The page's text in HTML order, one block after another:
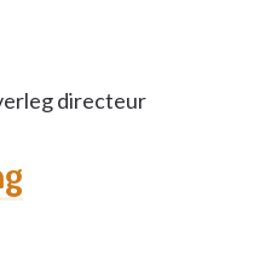
directeur